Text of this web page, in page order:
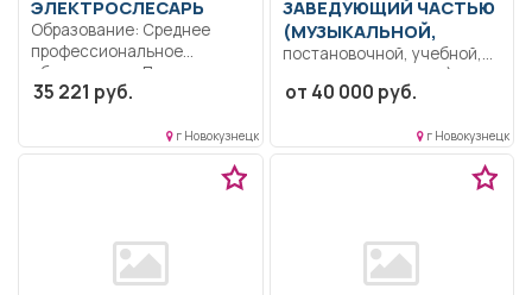
ЭЛЕКТРОСЛЕСАРЬ
Образование: Среднее
профессиональное
образование.. Производит
доставку, сортировку,
35 221 руб.
г Новокузнецк
ЗАВЕДУЮЩИЙ ЧАСТЬЮ
(МУЗЫКАЛЬНОЙ,
постановочной, учебной,
художественнойи др.)
Прием и консультации
Организационное...
от 40 000 руб.
г Новокузнецк